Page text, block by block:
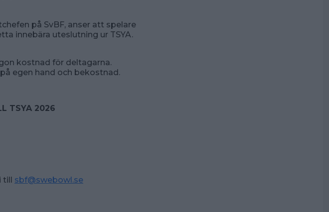
på SvBF, anser att spelare
innebära uteslutning ur TSYA.
kostnad för deltagarna.
egen hand och bekostnad.
TSYA 2026
till sbf@swebowl.se